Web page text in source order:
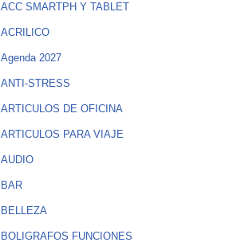
ACC SMARTPH Y TABLET
ACRILICO
Agenda 2027
ANTI-STRESS
ARTICULOS DE OFICINA
ARTICULOS PARA VIAJE
AUDIO
BAR
BELLEZA
BOLIGRAFOS FUNCIONES